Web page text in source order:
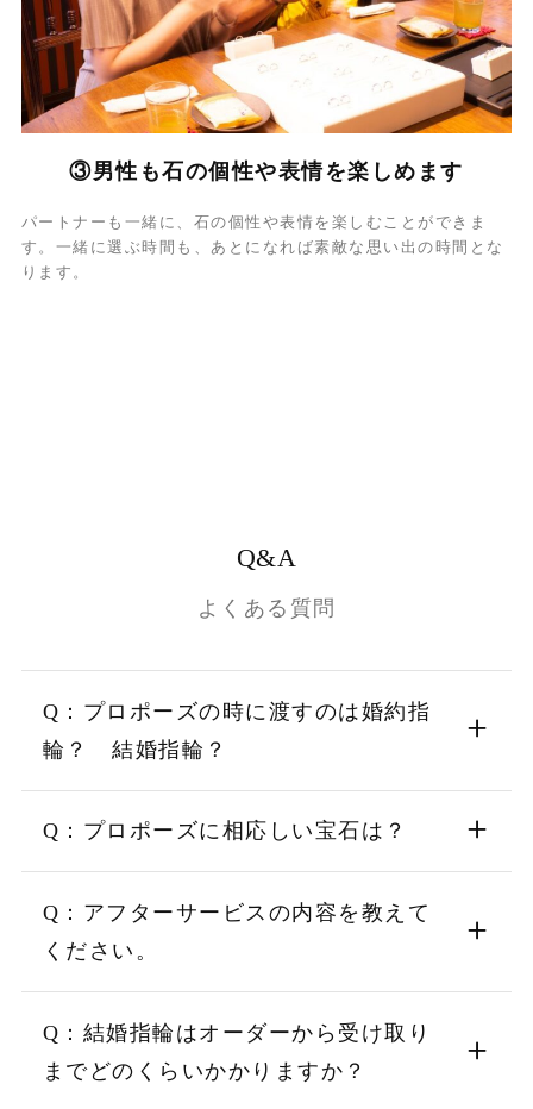
③男性も石の個性や表情を楽しめます
パートナーも一緒に、石の個性や表情を楽しむことができま
す。一緒に選ぶ時間も、あとになれば素敵な思い出の時間とな
ります。
Q&A
よくある質問
Q：プロポーズの時に渡すのは婚約指
輪？ 結婚指輪？
Q：プロポーズに相応しい宝石は？
Q：アフターサービスの内容を教えて
ください。
Q：結婚指輪はオーダーから受け取り
までどのくらいかかりますか？